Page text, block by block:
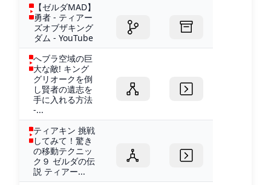
【ゼルダMAD】
勇者 - ティアー
ズオブザキング
ダム - YouTube
へブラ空域の巨
大な敵! キング
グリオークを倒
し賢者の遺志を
手に入れる方法
-...
ティアキン 挑戦
してみて！驚き
の移動テクニッ
ク９ ゼルダの伝
説 ティアー...